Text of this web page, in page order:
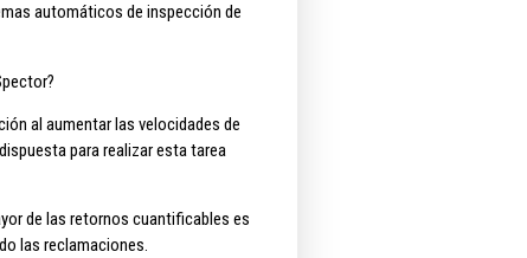
automáticos de inspección de
al aumentar las velocidades de
para realizar esta tarea
de las retornos cuantificables es
las reclamaciones.